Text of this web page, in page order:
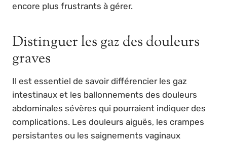
encore plus frustrants à gérer.
Distinguer les gaz des douleurs
graves
Il est essentiel de savoir différencier les gaz
intestinaux et les ballonnements des douleurs
abdominales sévères qui pourraient indiquer des
complications. Les douleurs aiguës, les crampes
persistantes ou les saignements vaginaux